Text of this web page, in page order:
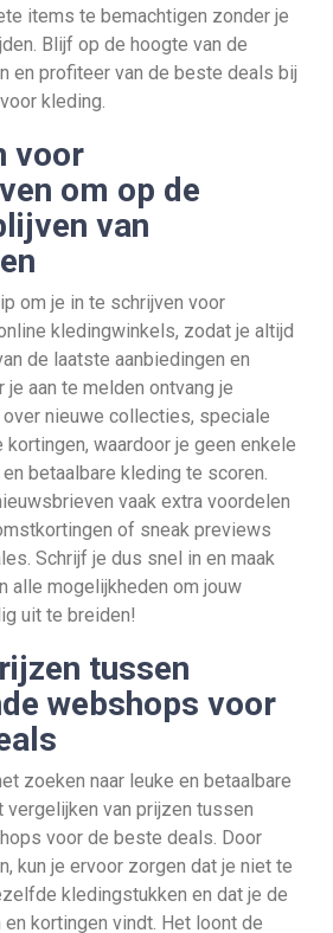
items te bemachtigen zonder je
Blijf op de hoogte van de
en profiteer van de beste deals bij
kleding.
voor
om op de
van
om je in te schrijven voor
kledingwinkels, zodat je altijd
de laatste aanbiedingen en
aan te melden ontvang je
nieuwe collecties, speciale
waardoor je geen enkele
betaalbare kleding te scoren.
vaak extra voordelen
of sneak previews
Schrijf je dus snel in en maak
alle mogelijkheden om jouw
uit te breiden!
tussen
webshops voor
zoeken naar leuke en betaalbare
van prijzen tussen
voor de beste deals. Door
kun je ervoor zorgen dat je niet te
kledingstukken en dat je de
kortingen vindt. Het loont de